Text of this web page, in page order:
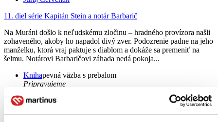
11. diel série Kapitán Stein a notár Barbarič
Na Muráni došlo k neľudskému zločinu – hradného provízora našli
zohaveného, akoby ho napadol divý zver. Podozrenie padne na jeho
manželku, ktorá vraj paktuje s diablom a dokáže sa premeniť na
šelmu. Notárovi Barbaričovi záhada nedá pokoja...
Knihapevná väzba s prebalom
Pripravujeme
Vydavateľ, tlačiar a ďalší usilovní ľudia intenzívne pracujú na
tom, aby ste si už onedlho mohli prečítať túto knihu.